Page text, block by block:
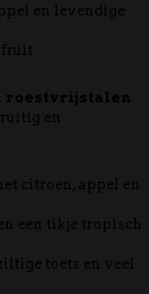
en levendige
fruit
roestvrijstalen
en
citroen, appel en
een tikje tropisch
toets en veel